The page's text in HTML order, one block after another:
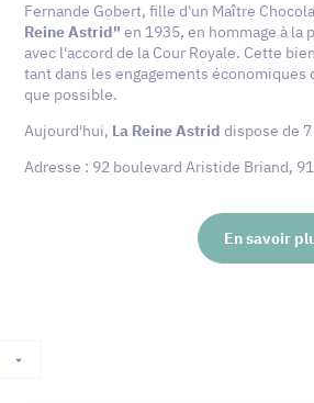
Fernande Gobert, fille d'un Maître
Reine Astrid" en 1935, en hommage à la
avec l'accord de la Cour Royale. Cette
tant dans les engagements
que possible.
Aujourd'hui, La Reine Astrid dispose de 7
Adresse : 92 boulevard Aristide Briand,
En savoir